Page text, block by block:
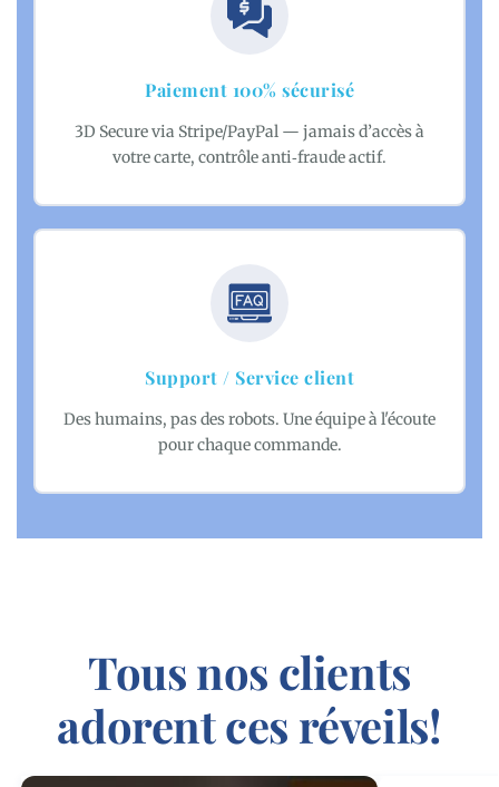
Paiement 100% sécurisé
3D Secure via Stripe/PayPal — jamais d’accès à
votre carte, contrôle anti‑fraude actif.
Support / Service client
Des humains, pas des robots. Une équipe à l'écoute
pour chaque commande.
Tous nos clients
adorent ces réveils!